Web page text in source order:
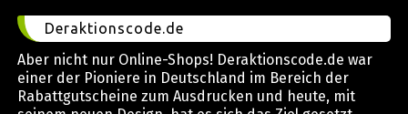
Deraktionscode.de
Aber nicht nur Online-Shops! Deraktionscode.de war
einer der Pioniere in Deutschland im Bereich der
Rabattgutscheine zum Ausdrucken und heute, mit